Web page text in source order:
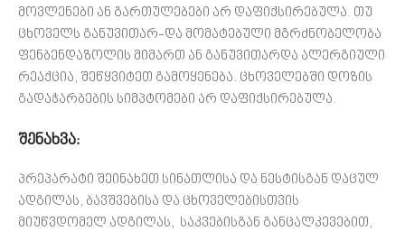
მოვლენები ან გართულებები არ დაფიქსირებულა. თუ
ცხოველს განუვითარ-და მომატებული მგრძნობელობა
ფენბენდაზოლის მიმართ ან განუვითარდა ალერგიული
რეაქცია, შეწყვიტეთ გამოყენება. ცხოველებში დოზის
გადაჭარბების სიმპტომები არ დაფიქსირებულა.
შენახვა:
პრეპარატი შეინახეთ სინათლისა და ნესტისგან დაცულ
ადგილას, ბავშვებისა და ცხოველებისთვის
მიუწვდომელ ადგილას, საკვებისგან განცალკევებით,